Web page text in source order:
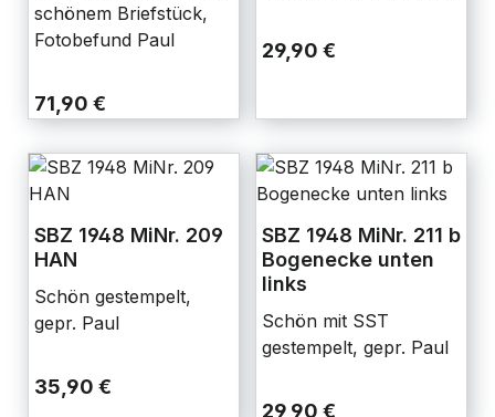
schönem Briefstück,
Fotobefund Paul
71,90 €
29,90 €
SBZ 1948 MiNr. 209
HAN
Schön gestempelt,
gepr. Paul
35,90 €
SBZ 1948 MiNr. 211 b
Bogenecke unten
links
Schön mit SST
gestempelt, gepr. Paul
29,90 €